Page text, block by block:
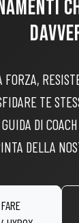
FORZA,
TE
GUIDA DI
DELLA